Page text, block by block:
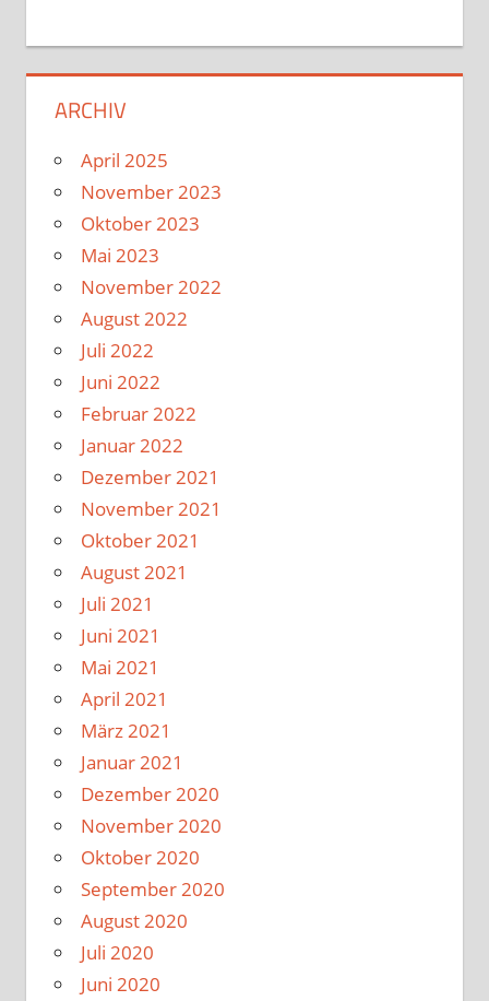
ARCHIV
April 2025
November 2023
Oktober 2023
Mai 2023
November 2022
August 2022
Juli 2022
Juni 2022
Februar 2022
Januar 2022
Dezember 2021
November 2021
Oktober 2021
August 2021
Juli 2021
Juni 2021
Mai 2021
April 2021
März 2021
Januar 2021
Dezember 2020
November 2020
Oktober 2020
September 2020
August 2020
Juli 2020
Juni 2020